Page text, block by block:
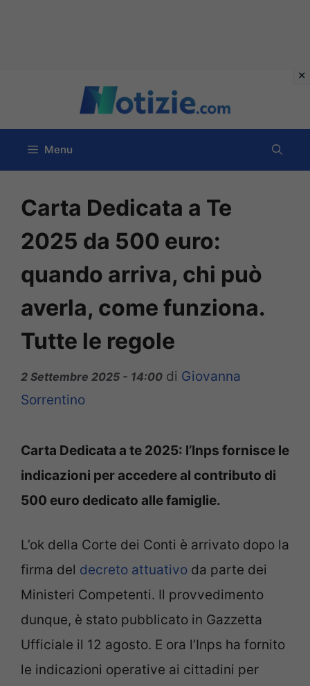
contenuto
Menu
Carta Dedicata a Te
2025 da 500 euro:
quando arriva, chi può
averla, come funziona.
Tutte le regole
2 Settembre 2025 - 14:00 di Giovanna
Sorrentino
Carta Dedicata a te 2025: l’Inps fornisce le
indicazioni per accedere al contributo di
500 euro dedicato alle famiglie.
L’ok della Corte dei Conti è arrivato dopo la
firma del decreto attuativo da parte dei
Ministeri Competenti. Il provvedimento
dunque, è stato pubblicato in Gazzetta
Ufficiale il 12 agosto. E ora l’Inps ha fornito
le indicazioni operative ai cittadini per